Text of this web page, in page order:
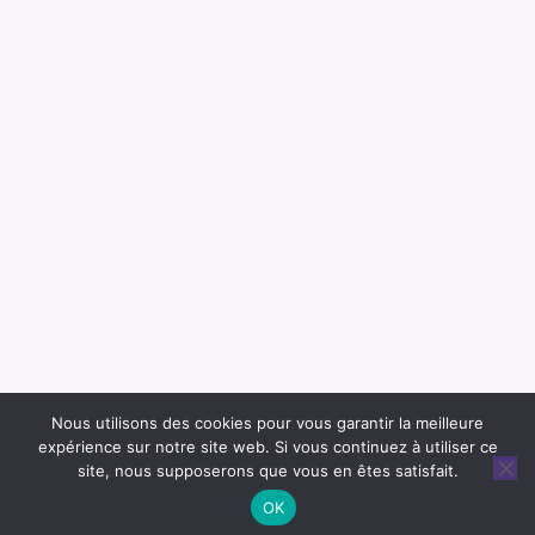
Nous utilisons des cookies pour vous garantir la meilleure
expérience sur notre site web. Si vous continuez à utiliser ce
site, nous supposerons que vous en êtes satisfait.
OK